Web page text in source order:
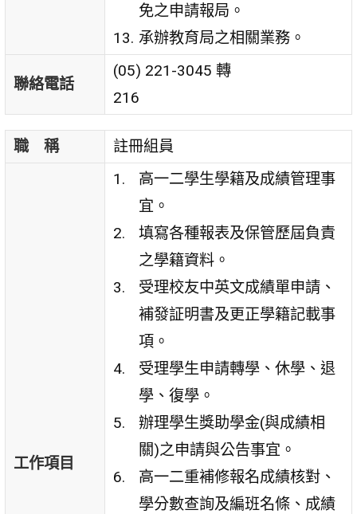
免之申請報局。
承辦教育局之相關業務。
聯絡電話
(05) 221-3045 轉
216
職 稱 註冊組員
工作項目
高一二學生學籍及成績管理事
宜。
填寫各種報表及保管歷屆負責
之學籍資料。
受理校友中英文成績單申請、
補發証明書及更正學籍記載事
項。
受理學生申請轉學、休學、退
學、復學。
辦理學生獎助學金(與成績相
關)之申請與公告事宜。
高一二重補修報名成績核對、
學分數查詢及編班名條、成績